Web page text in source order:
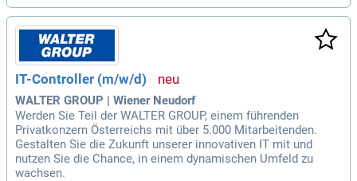
IT-Controller (m/w/d)
WALTER GROUP | Wiener Neudorf
Werden Sie Teil der WALTER GROUP, einem führenden
Privatkonzern Österreichs mit über 5.000 Mitarbeitenden.
Gestalten Sie die Zukunft unserer innovativen IT mit und
nutzen Sie die Chance, in einem dynamischen Umfeld zu
wachsen.